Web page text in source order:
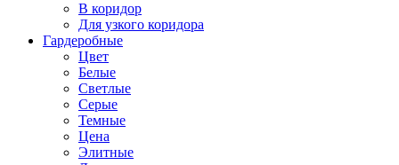
В коридор
Для узкого коридора
Гардеробные
Цвет
Белые
Светлые
Серые
Темные
Цена
Элитные